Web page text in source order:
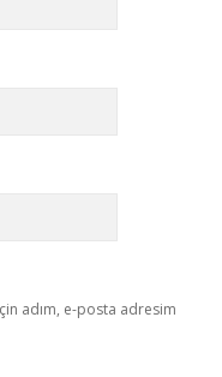
adım, e-posta adresim